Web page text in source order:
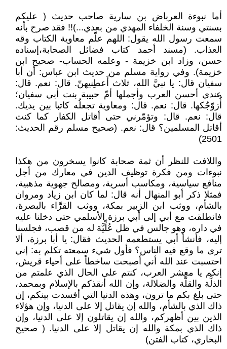
أما نبوءة العرباض بن سارية صاحب حديث ( عليكم
بسنتي وسنة الخلفاء المهدي من بعدي...)!! فقد صرح بأنه
سمعت رسول الله يقول: اللهم علّم معاوية الكتاب وقه
العذاب. (مسند أحمد كتاب فضائل الصحابة،إسناده
حسن، وزاد ابن خزيمة - وعلمه الحساب- صحيح ابن
خزيمة). وفي رواية مسلم من حديث ابن عباس: أن أبا
سفيان قال: يا نبيَّ الله، ثلاث أَعطِنيهنّ. قال: نعم. قال:
عندي أحسن العرب وأجملها أمّ حبيبة بنت أبي سفيان؛
أُزوّجُكها. قال: نعم. قال: ومعاوية تجعلُه كاتبا بين يديك.
قال: نعم. قال: وتؤمّرني حتى أقاتل الكفار كما كنت
أقاتل المسلمين؟ قال: نعم. (صحيح مسلم رقم الحديث:
2501)
واللافت للنظر أن ثمة صحابة كانوا يسخرون من هكذا
نبوءات ومن فكرة توظيف الدين في معارك من أجل
منافع سياسية، ومكاسب أسرية، ومصالح جهوية مذهبية،
فمثلا ذكر أبو المنهال أنه قال: لما كان ابن زياد ومروان
بالشأم، ووثب ابن الزبير بمكة، ووثب القرَّاء بالبصرة،
فانطلقت مع أبي إلى أبي برزة الأسلمي حتى دخلنا عليه
في داره، وهو جالس في ظل عُلِّيَّة له من قصب، فجلسنا
إليه، فأنشأ أبي يستطعمه الحديث فقال: يا أبا برزة، ألا
ترى ما وقع فيه الناس؟ فأول شيء سمعته تكلم به: إني
احتسبت عند الله أني أصبحت ساخطاً على أحياء قريش،
إنكم يا معشر العرب، كنتم على الحال الذي علمتم من
الذلَّة والقلَّة والضلالة، وإن الله أنقذكم بالإسلام وبمحمد،
حتى بلغ بكم ما ترون، وهذه الدنيا التي أفسدت بينكم، إن
ذاك الذي بالشأم، والله إن يقاتل إلا على الدنيا، وإن هؤلاء
الذين بين أظهركم، والله إن يقاتلون إلا على الدنيا، وإن
ذاك الذي بمكة والله إن يقاتل إلا على الدنيا. ( صحيح
البخاري، كتاب الفتن)